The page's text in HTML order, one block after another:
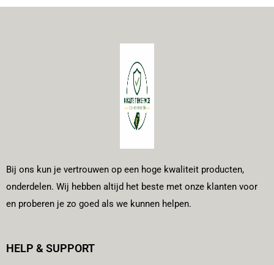
Bij ons kun je vertrouwen op een hoge kwaliteit producten,
onderdelen. Wij hebben altijd het beste met onze klanten voor
en proberen je zo goed als we kunnen helpen.
HELP & SUPPORT